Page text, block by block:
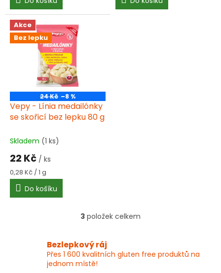
Akce
Bez lepku
24 Kč –8 %
Vepy - Línia medailónky
se skořicí bez lepku 80 g
Skladem (1 ks)
22 Kč / ks
Měrná
cena:
0,28 Kč / 1 g
Do košíku
O
á
d
3 položek celkem
Bezlepkový ráj
Přes 1 600 kvalitních gluten free produktů na
jednom místě!